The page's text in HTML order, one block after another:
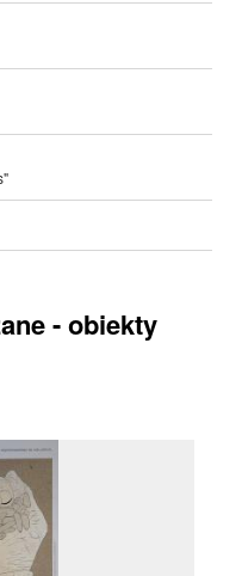
- obiekty